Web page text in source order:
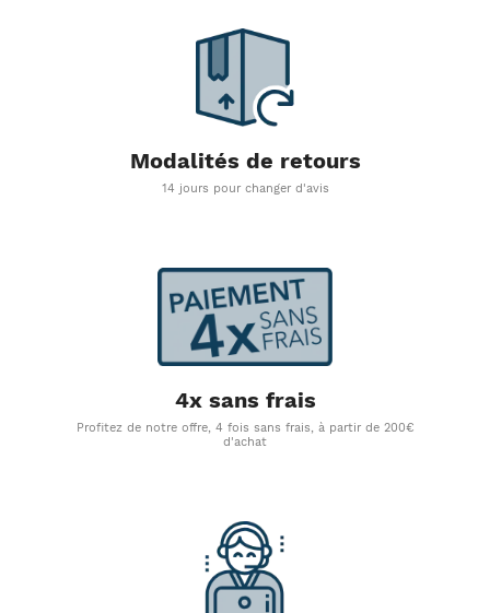
Modalités de retours
14 jours pour changer d'avis
4x sans frais
Profitez de notre offre, 4 fois sans frais, à partir de 200€
d'achat